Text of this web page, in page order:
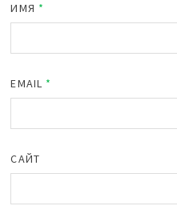
ИМЯ *
EMAIL *
САЙТ